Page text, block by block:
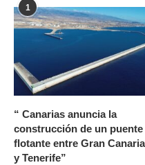
1
“ Canarias anuncia la
construcción de un puente
flotante entre Gran Canaria
y Tenerife”